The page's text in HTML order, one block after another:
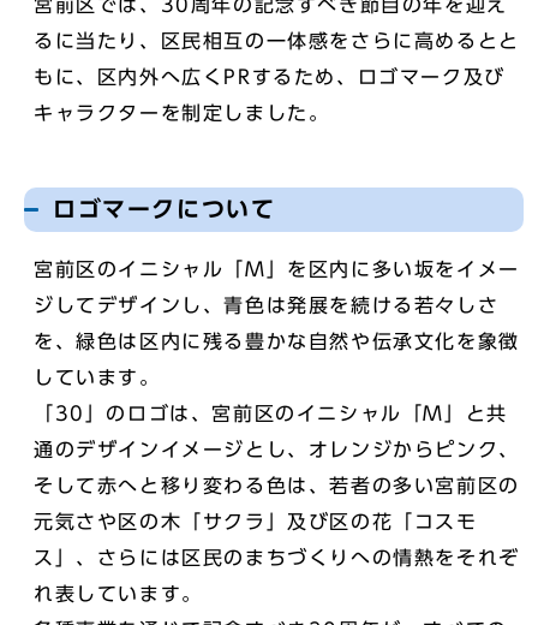
宮前区では、30周年の記念すべき節目の年を迎え
るに当たり、区民相互の一体感をさらに高めるとと
もに、区内外へ広くPRするため、ロゴマーク及び
キャラクターを制定しました。
ロゴマークについて
宮前区のイニシャル「M」を区内に多い坂をイメー
ジしてデザインし、青色は発展を続ける若々しさ
を、緑色は区内に残る豊かな自然や伝承文化を象徴
しています。
「30」のロゴは、宮前区のイニシャル「M」と共
通のデザインイメージとし、オレンジからピンク、
そして赤へと移り変わる色は、若者の多い宮前区の
元気さや区の木「サクラ」及び区の花「コスモ
ス」、さらには区民のまちづくりへの情熱をそれぞ
れ表しています。